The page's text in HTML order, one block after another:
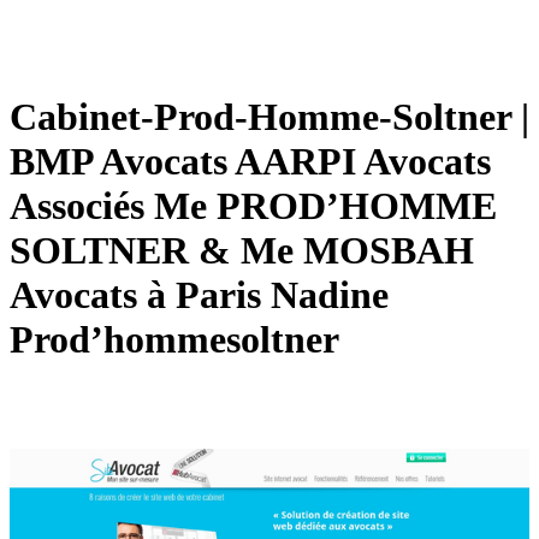
Cabinet-Prod-Homme-Soltner |
BMP Avocats AARPI Avocats
Associés Me PROD’HOMME
SOLTNER & Me MOSBAH
Avocats à Paris Nadine
Prod’hommesoltner